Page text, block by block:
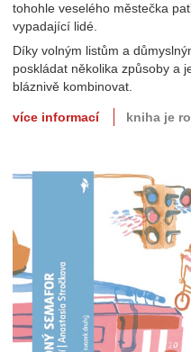
tohohle veselého městečka
vypadající lidé.
Díky volným listům a
poskládat několika způsoby a
bláznivě kombinovat.
více informací kniha je